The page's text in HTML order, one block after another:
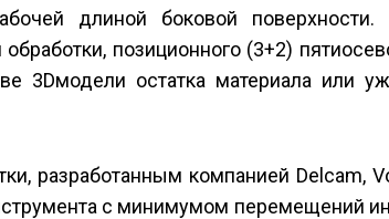
длиной боковой
позиционного (3+2)
3D­модели остатка материала или
разработанным компанией Delcam,
с минимумом перемещений